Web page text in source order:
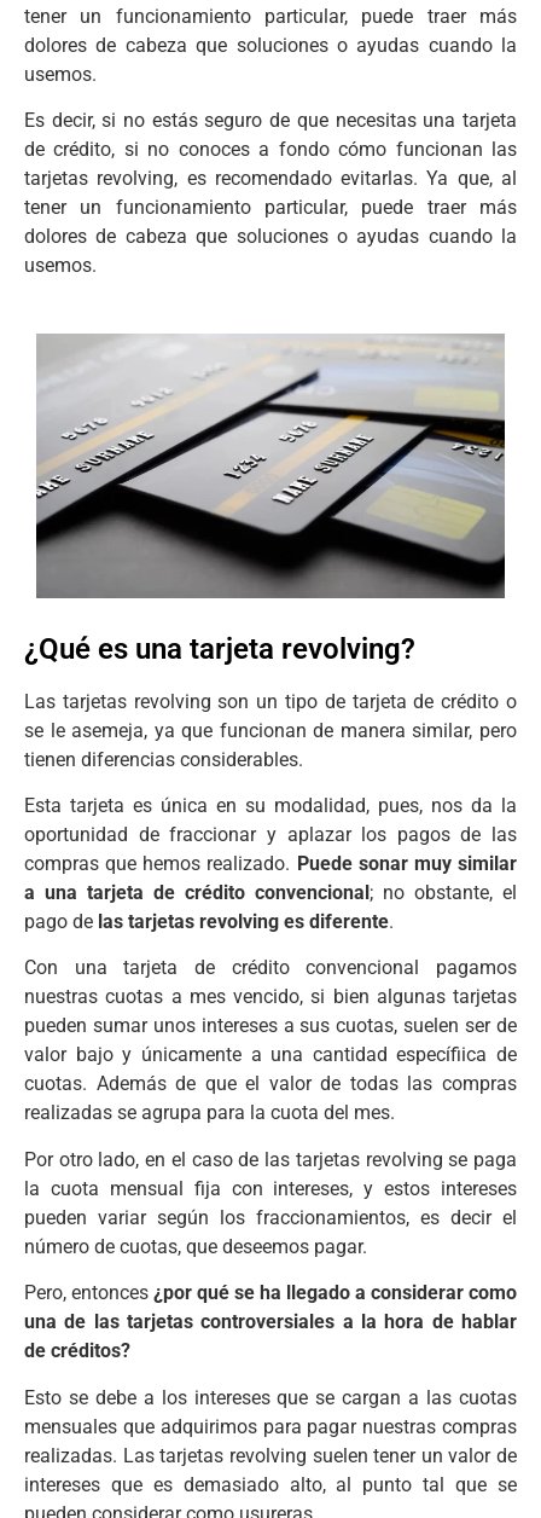
tener un funcionamiento particular, puede traer más
dolores de cabeza que soluciones o ayudas cuando la
usemos.
Es decir, si no estás seguro de que necesitas una tarjeta
de crédito, si no conoces a fondo cómo funcionan las
tarjetas revolving, es recomendado evitarlas. Ya que, al
tener un funcionamiento particular, puede traer más
dolores de cabeza que soluciones o ayudas cuando la
usemos.
¿Qué es una tarjeta revolving?
Las tarjetas revolving son un tipo de tarjeta de crédito o
se le asemeja, ya que funcionan de manera similar, pero
tienen diferencias considerables.
Esta tarjeta es única en su modalidad, pues, nos da la
oportunidad de fraccionar y aplazar los pagos de las
compras que hemos realizado. Puede sonar muy similar
a una tarjeta de crédito convencional; no obstante, el
pago de las tarjetas revolving es diferente.
Con una tarjeta de crédito convencional pagamos
nuestras cuotas a mes vencido, si bien algunas tarjetas
pueden sumar unos intereses a sus cuotas, suelen ser de
valor bajo y únicamente a una cantidad específiica de
cuotas. Además de que el valor de todas las compras
realizadas se agrupa para la cuota del mes.
Por otro lado, en el caso de las tarjetas revolving se paga
la cuota mensual fija con intereses, y estos intereses
pueden variar según los fraccionamientos, es decir el
número de cuotas, que deseemos pagar.
Pero, entonces ¿por qué se ha llegado a considerar como
una de las tarjetas controversiales a la hora de hablar
de créditos?
Esto se debe a los intereses que se cargan a las cuotas
mensuales que adquirimos para pagar nuestras compras
realizadas. Las tarjetas revolving suelen tener un valor de
intereses que es demasiado alto, al punto tal que se
pueden considerar como usureras.